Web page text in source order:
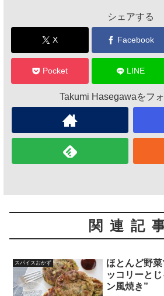
シェアする
X Facebook
Pocket LINE
Takumi Hasegawaをフ
関連記
スパイスおかず
ほとんど野
ッコリーと
ン風焼き”